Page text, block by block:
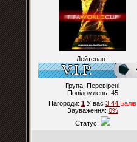
Лейтенант
Група: Перевірені
Повідомлень: 45
Нагороди: 1 У вас 3.44 Балiв
Зауваження: 0%
Статус: